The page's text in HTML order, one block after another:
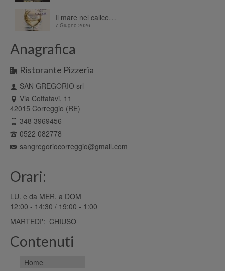
Il mare nel calice…
7 Giugno 2026
Anagrafica
Ristorante Pizzeria
SAN GREGORIO srl
Via Cottafavi, 11
42015 Correggio (RE)
348 3969456
0522 082778
sangregoriocorreggio@gmail.com
Orari:
LU. e da MER. a DOM
12:00 - 14:30 / 19:00 - 1:00
MARTEDI': CHIUSO
Contenuti
Home